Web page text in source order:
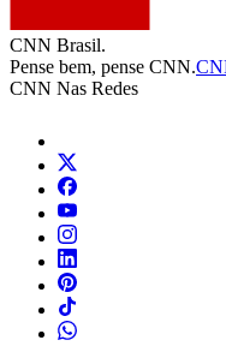
CNN Brasil.
Pense bem, pense CNN.
CNN Nas Redes